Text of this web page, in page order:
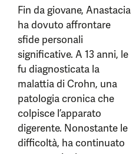
Fin da giovane, Anastacia
ha dovuto affrontare
sfide personali
significative. A 13 anni, le
fu diagnosticata la
malattia di Crohn, una
patologia cronica che
colpisce l’apparato
digerente. Nonostante le
difficoltà, ha continuato